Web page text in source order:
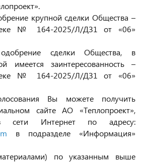
крупной сделки Общества –
№ 164-2025/Л/ДЗ1 от «06»
сделки Общества, в
имеется заинтересованность –
№ 164-2025/Л/ДЗ1 от «06»
Вы можете получить
сайте АО «Теплопроект»,
сети Интернет по адресу:
в подразделе «Информация»
по указанным выше